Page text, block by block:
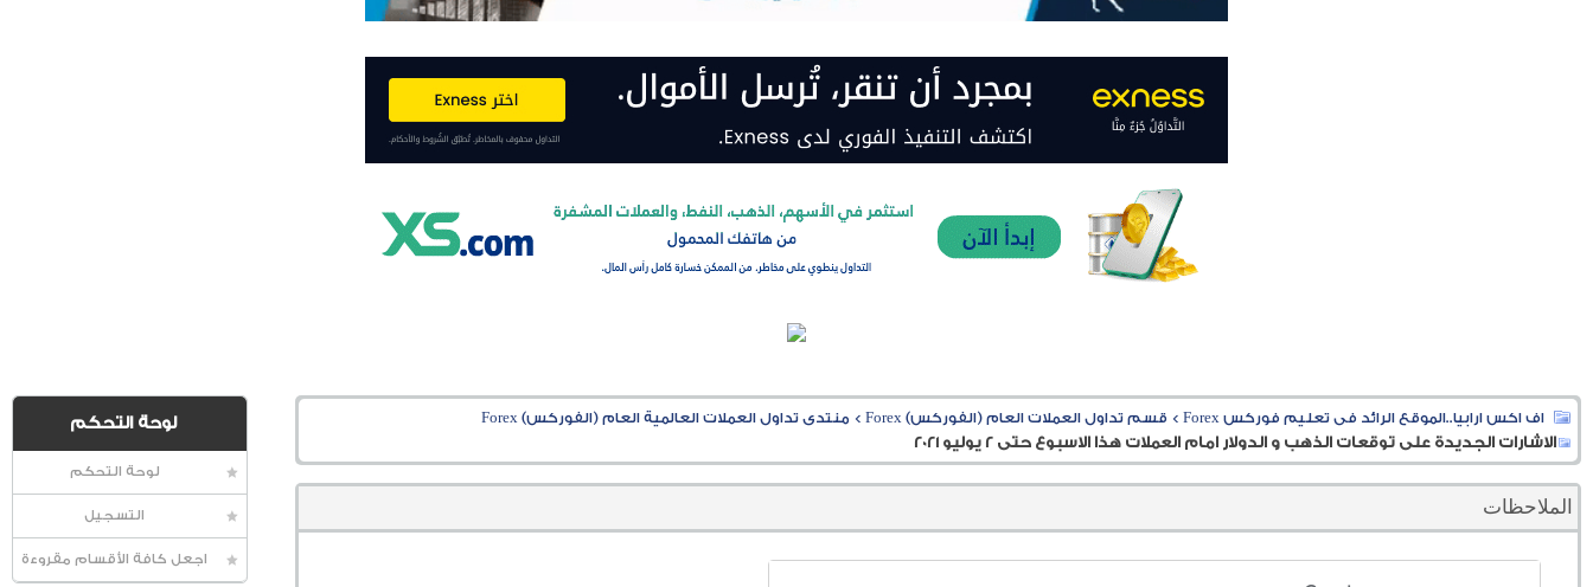
لوحة التحكم
لوحة التحكم
التسجيل
اجعل كافة الأقسام مقروءة
اف اكس ارابيا..الموقع الرائد فى تعليم فوركس Forex > قسم تداول العملات العام (الفوركس) Forex > منتدى تداول العملات العالمية العام (الفوركس) Forex
الاشارات الجديدة على توقعات الذهب و الدولار امام العملات هذا الاسبوع حتى 2 يوليو 2021
الملاحظات